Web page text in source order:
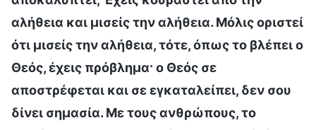
αλήθεια και μισείς την αλήθεια. Μόλις οριστεί
ότι μισείς την αλήθεια, τότε, όπως το βλέπει ο
Θεός, έχεις πρόβλημα· ο Θεός σε
αποστρέφεται και σε εγκαταλείπει, δεν σου
δίνει σημασία. Με τους ανθρώπους, το